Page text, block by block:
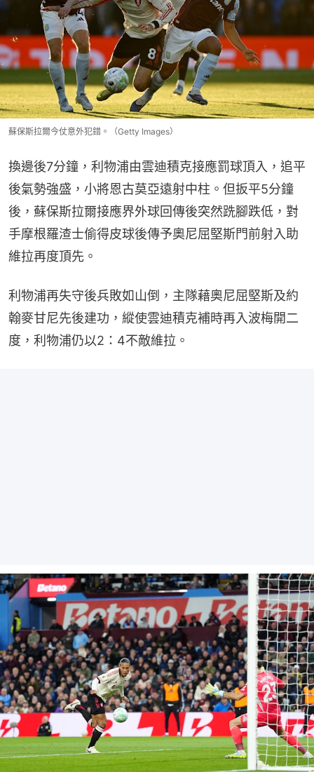
蘇保斯拉爾今仗意外犯錯。（Getty Images）
換邊後7分鐘，利物浦由雲迪積克接應罰球頂入，追平
後氣勢強盛，小將恩古莫亞遠射中柱。但扳平5分鐘
後，蘇保斯拉爾接應界外球回傳後突然跣腳跌低，對
手摩根羅渣士偷得皮球後傳予奧尼屈堅斯門前射入助
維拉再度頂先。
利物浦再失守後兵敗如山倒，主隊藉奧尼屈堅斯及約
翰麥甘尼先後建功，縱使雲迪積克補時再入波梅開二
度，利物浦仍以2：4不敵維拉。